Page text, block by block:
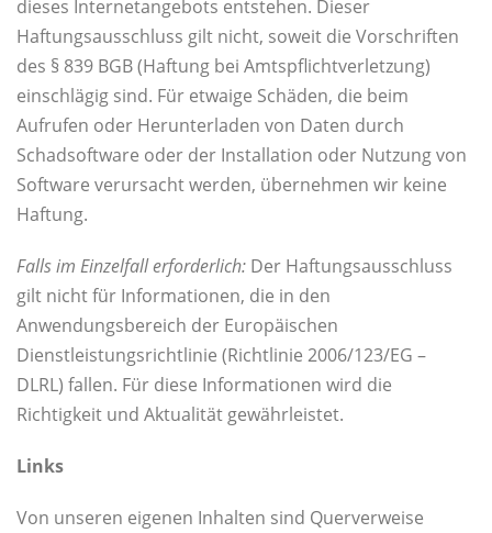
dieses Internetangebots entstehen. Dieser
Haftungsausschluss gilt nicht, soweit die Vorschriften
des § 839 BGB (Haftung bei Amtspflichtverletzung)
einschlägig sind. Für etwaige Schäden, die beim
Aufrufen oder Herunterladen von Daten durch
Schadsoftware oder der Installation oder Nutzung von
Software verursacht werden, übernehmen wir keine
Haftung.
Falls im Einzelfall erforderlich: Der Haftungsausschluss
gilt nicht für Informationen, die in den
Anwendungsbereich der Europäischen
Dienstleistungsrichtlinie (Richtlinie 2006/123/EG –
DLRL) fallen. Für diese Informationen wird die
Richtigkeit und Aktualität gewährleistet.
Links
Von unseren eigenen Inhalten sind Querverweise